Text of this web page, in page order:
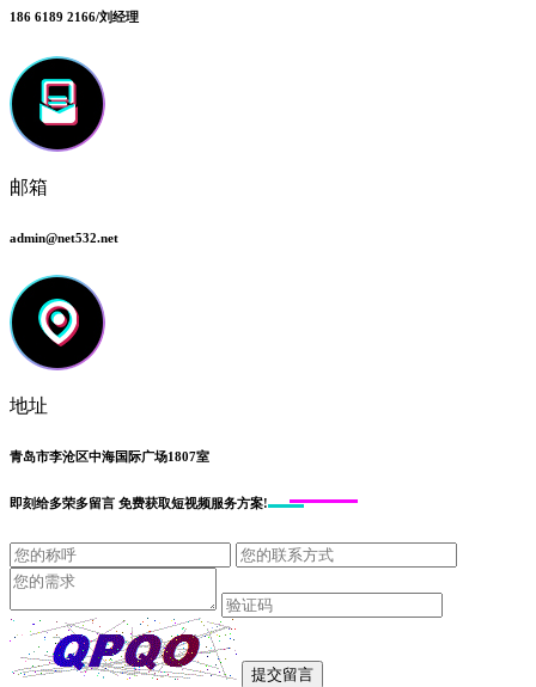
186 6189 2166/刘经理
邮箱
admin@net532.net
地址
青岛市李沧区中海国际广场1807室
即刻给多荣多留言 免费获取短视频服务方案!